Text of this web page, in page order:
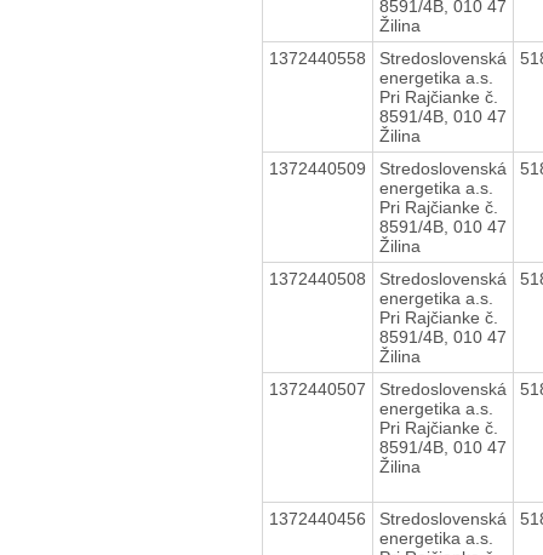
8591/4B, 010 47
Žilina
1372440558
Stredoslovenská
energetika a.s.
Pri Rajčianke č.
8591/4B, 010 47
Žilina
1372440509
Stredoslovenská
energetika a.s.
Pri Rajčianke č.
8591/4B, 010 47
Žilina
1372440508
Stredoslovenská
energetika a.s.
Pri Rajčianke č.
8591/4B, 010 47
Žilina
1372440507
Stredoslovenská
energetika a.s.
Pri Rajčianke č.
8591/4B, 010 47
Žilina
1372440456
Stredoslovenská
energetika a.s.